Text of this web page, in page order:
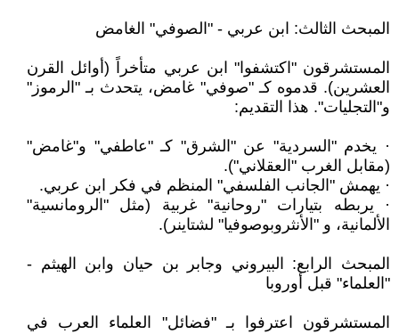
المبحث الثالث: ابن عربي - "الصوفي" الغامض
المستشرقون "اكتشفوا" ابن عربي متأخراً (أوائل القرن
العشرين). قدموه كـ "صوفي" غامض، يتحدث بـ "الرموز"
و"التجليات". هذا التقديم:
· يخدم "السردية" عن "الشرق" كـ "عاطفي" و"غامض"
(مقابل الغرب "العقلاني").
· يهمش "الجانب الفلسفي" المنظم في فكر ابن عربي.
· يربطه بتيارات "روحانية" غربية (مثل "الرومانسية"
الألمانية، و "الأنثروبوصوفيا" لشتاينر).
المبحث الرابع: البيروني وجابر بن حيان وابن الهيثم -
"العلماء" قبل أوروبا
المستشرقون اعترفوا بـ "فضائل" العلماء العرب في